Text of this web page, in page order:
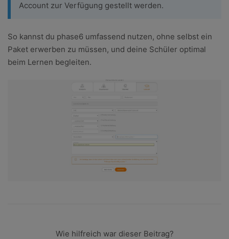
Account zur Verfügung gestellt werden.
So kannst du phase6 umfassend nutzen, ohne selbst ein
Paket erwerben zu müssen, und deine Schüler optimal
beim Lernen begleiten.
Wie hilfreich war dieser Beitrag?